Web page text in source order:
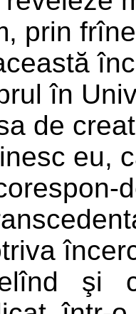
prin
în
de
eu,
şi